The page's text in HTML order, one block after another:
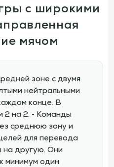
с широкими
мячом
зоне с двумя
нейтральными
конце. В
2 на 2. • Команды
среднюю зону и
для перевода
на другую. Они
минимум один